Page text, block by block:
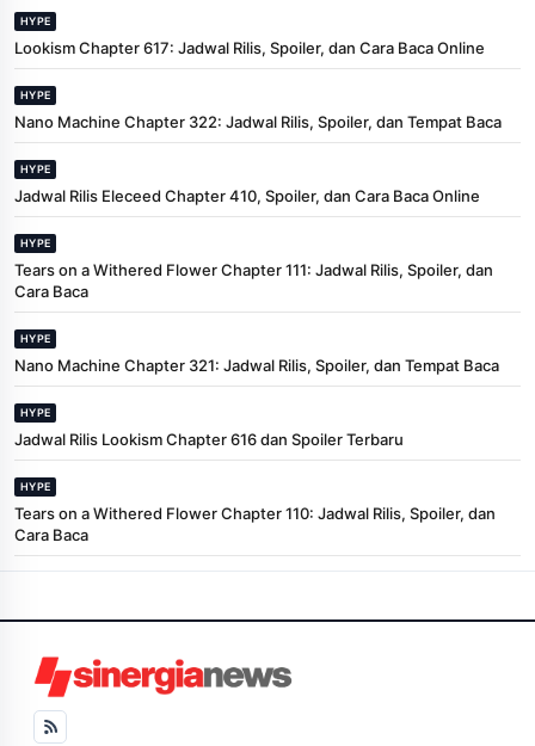
HYPE
Lookism Chapter 617: Jadwal Rilis, Spoiler, dan Cara Baca Online
HYPE
Nano Machine Chapter 322: Jadwal Rilis, Spoiler, dan Tempat Baca
HYPE
Jadwal Rilis Eleceed Chapter 410, Spoiler, dan Cara Baca Online
HYPE
Tears on a Withered Flower Chapter 111: Jadwal Rilis, Spoiler, dan
Cara Baca
HYPE
Nano Machine Chapter 321: Jadwal Rilis, Spoiler, dan Tempat Baca
HYPE
Jadwal Rilis Lookism Chapter 616 dan Spoiler Terbaru
HYPE
Tears on a Withered Flower Chapter 110: Jadwal Rilis, Spoiler, dan
Cara Baca